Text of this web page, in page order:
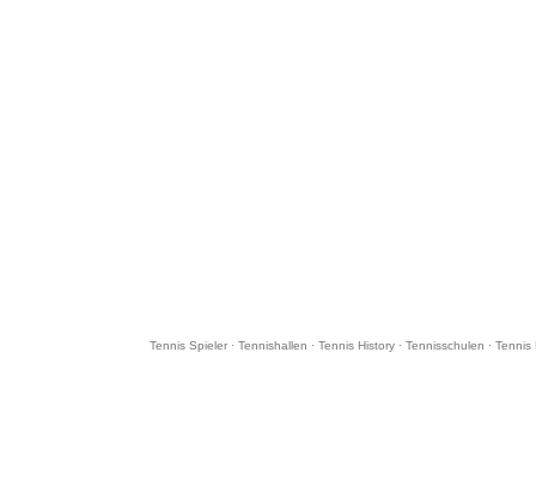
Tennis Spieler· Tennishallen · Tennis History· Tennisschulen · Tennis